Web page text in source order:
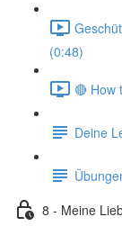
(0:48)
🔴 How
Deine
8 - Meine